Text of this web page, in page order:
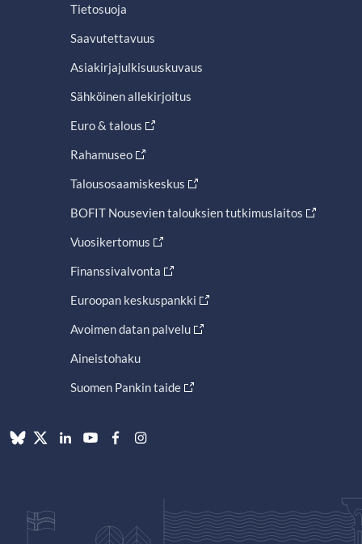
Tietosuoja
Saavutettavuus
Asiakirjajulkisuuskuvaus
Sähköinen allekirjoitus
Euro & talous
Rahamuseo
Talousosaamiskeskus
BOFIT Nousevien talouksien tutkimuslaitos
Vuosikertomus
Finanssivalvonta
Euroopan keskuspankki
Avoimen datan palvelu
Aineistohaku
Suomen Pankin taide